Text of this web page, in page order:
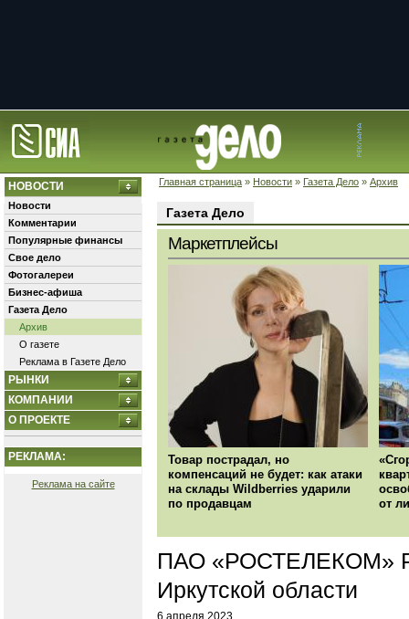
Главная страница » Новости » Газета Дело » Архив
НОВОСТИ
Новости
Комментарии
Популярные финансы
Свое дело
Фотогалереи
Бизнес-афиша
Газета Дело
Архив
О газете
Реклама в Газете Дело
РЫНКИ
КОМПАНИИ
О ПРОЕКТЕ
РЕКЛАМА:
Реклама на сайте
Газета Дело
Маркетплейсы
Товар пострадал, но
компенсаций не будет: как атаки
на склады Wildberries ударили
по продавцам
от
ПАО «РОСТЕЛЕКОМ»
Иркутской области